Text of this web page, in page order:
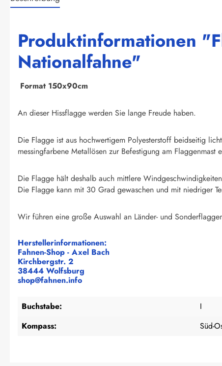
Produktinformationen
Nationalfahne"
Format 150x90cm
An dieser Hissflagge werden Sie lange Freude haben.
Die Flagge ist aus hochwertigem Polyesterstoff beidseitig
messingfarbene Metallösen zur Befestigung am Flaggenmast
Die Flagge hält deshalb auch mittlere
Die Flagge kann mit 30 Grad gewaschen und mit niedriger
Wir führen eine große Auswahl an Länder- und
Herstellerinformationen:
Fahnen-Shop - Axel Bach
Kirchbergstr. 2
38444 Wolfsburg
shop@fahnen.info
Buchstabe:
I
Kompass:
Süd-